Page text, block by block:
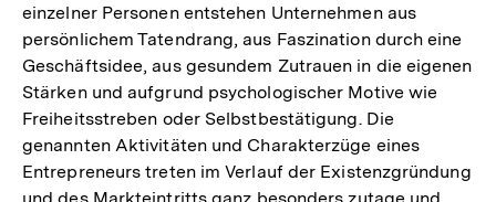
einzelner Personen entstehen Unternehmen aus
persönlichem Tatendrang, aus Faszination durch eine
Geschäftsidee, aus gesundem Zutrauen in die eigenen
Stärken und aufgrund psychologischer Motive wie
Freiheitsstreben oder Selbstbestätigung. Die
genannten Aktivitäten und Charakterzüge eines
Entrepreneurs treten im Verlauf der Existenzgründung
und des Markteintritts ganz besonders zutage und